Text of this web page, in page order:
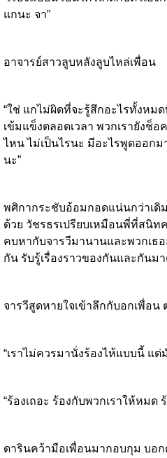
แกนะ จา”
อาจารย์สาวลูบหลังลูบไหล่เพื่อน
“ใช่ แกไม่ผิดที่จะรู้สึกอะไรทั้งหม
เข้มแข็งตลอดเวลา พวกเรายังช็
ไหน ไม่เป็นไรนะ มีอะไรพูดออก
นะ”
พศิกากระชับอ้อมกอดแน่นกว่าเดิ
ด้วย วัชรธรเปรียบเหมือนพี่ที่สนิท
คบหากับจารวีมานานและพวกเธ
กัน รับรู้เรื่องราวของกันและกันม
จารวีสูดหายใจเข้าลึกกับอกเพื่อน
“เราไม่ควรมานั่งร้องไห้แบบนี้ แต่
“ร้องเถอะ ร้องกับพวกเราให้หมด
ดารินคว้ามือเพื่อนมากอบกุม บอก